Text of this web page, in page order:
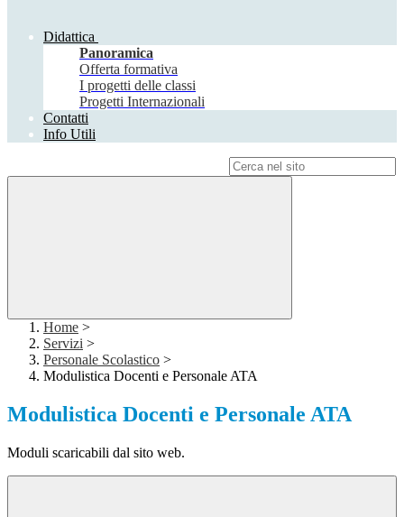
Didattica
Panoramica
Offerta formativa
I progetti delle classi
Progetti Internazionali
Contatti
Info Utili
Home >
Servizi >
Personale Scolastico >
Modulistica Docenti e Personale ATA
Modulistica Docenti e Personale ATA
Moduli scaricabili dal sito web.